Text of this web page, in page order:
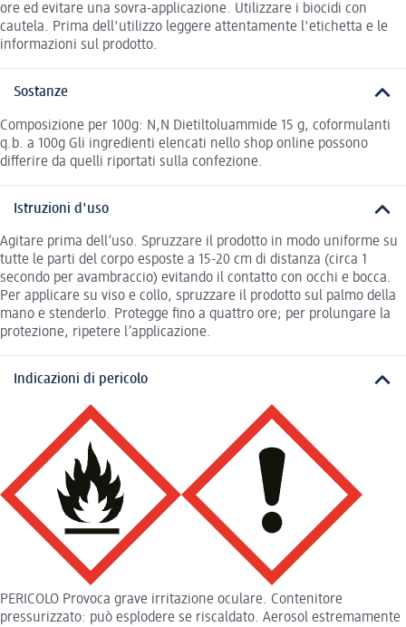
ore ed evitare una sovra-applicazione. Utilizzare i biocidi con
cautela. Prima dell'utilizzo leggere attentamente l'etichetta e le
informazioni sul prodotto.
Sostanze
Composizione per 100g: N,N Dietiltoluammide 15 g, coformulanti
q.b. a 100g Gli ingredienti elencati nello shop online possono
differire da quelli riportati sulla confezione.
Istruzioni d'uso
Agitare prima dell’uso. Spruzzare il prodotto in modo uniforme su
tutte le parti del corpo esposte a 15-20 cm di distanza (circa 1
secondo per avambraccio) evitando il contatto con occhi e bocca.
Per applicare su viso e collo, spruzzare il prodotto sul palmo della
mano e stenderlo. Protegge fino a quattro ore; per prolungare la
protezione, ripetere l’applicazione.
Indicazioni di pericolo
PERICOLO Provoca grave irritazione oculare. Contenitore
pressurizzato: può esplodere se riscaldato. Aerosol estremamente